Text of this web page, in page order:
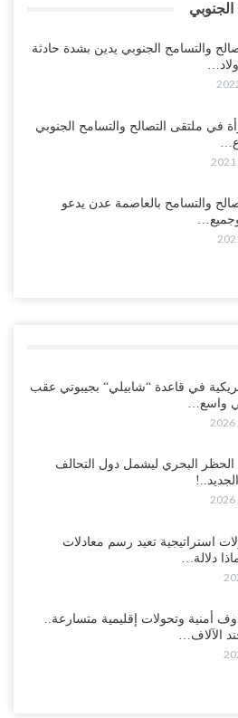
والتسامح الجنوبي يدين بشدة حادثة
في ملتقى التصالح والتسامح الجنوبي
والتسامح بالعاصمة عدن يدعو
في قاعدة “شابيلي“ بجيبوتي عقب
واسع…
البحري ليشمل دول التحالف
استراتيجية تعيد رسم معادلات
دلالة…
أمنية وتحولات إقليمية متسارعة..
الآلاف…